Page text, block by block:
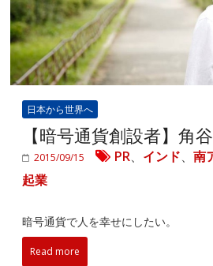
日本から世界へ
【暗号通貨創設者】角
2015/09/15 PR、 インド、南
起業
暗号通貨で人を幸せにしたい。
Read more